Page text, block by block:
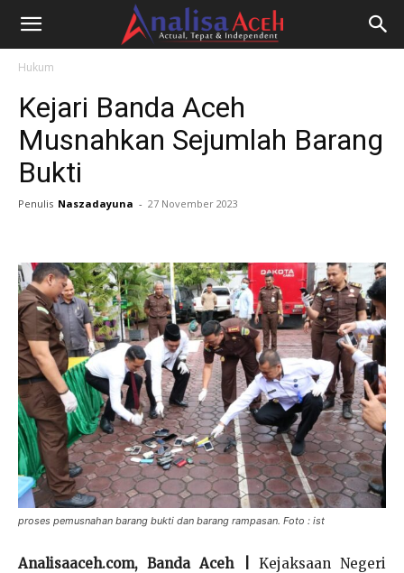
Hukum
Kejari Banda Aceh
Musnahkan Sejumlah Barang
Bukti
Penulis Naszadayuna - 27 November 2023
proses pemusnahan barang bukti dan barang rampasan. Foto : ist
Analisaaceh.com, Banda Aceh |
Kejaksaan Negeri